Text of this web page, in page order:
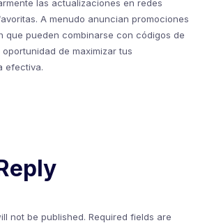
las actualizaciones en redes
A menudo anuncian promociones
que pueden combinarse con códigos de
de maximizar tus
efectiva.
not be published. Required fields are